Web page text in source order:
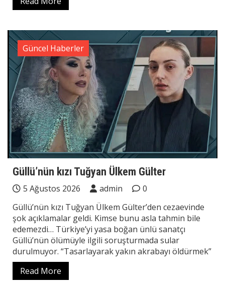
Güncel Haberler
Güllü’nün kızı Tuğyan Ülkem Gülter
5 Ağustos 2026 admin
0
Güllü’nün kızı Tuğyan Ülkem Gülter’den cezaevinde
şok açıklamalar geldi. Kimse bunu asla tahmin bile
edemezdi… Türkiye’yi yasa boğan ünlü sanatçı
Güllü’nün ölümüyle ilgili soruşturmada sular
durulmuyor. “Tasarlayarak yakın akrabayı öldürmek”
Read More